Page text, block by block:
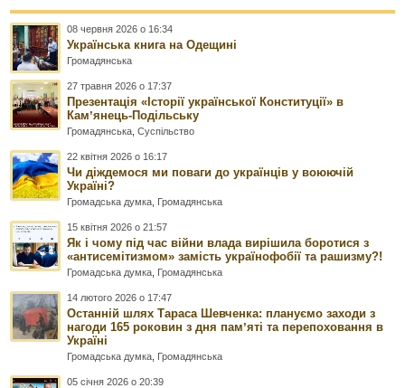
08 червня 2026 о 16:34
Українська книга на Одещині
Громадянська
27 травня 2026 о 17:37
Презентація «Історії української Конституції» в
Камʼянець-Подільську
Громадянська ,Суспільство
22 квітня 2026 о 16:17
Чи діждемося ми поваги до українців у воюючій
Україні?
Громадська думка Громадянська
15 квітня 2026 о 21:57
Як і чому під час війни влада вирішила боротися з
«антисемітизмом» замість українофобії та рашизму?!
Громадська думка Громадянська
14 лютого 2026 о 17:47
Останній шлях Тараса Шевченка: плануємо заходи з
нагоди 165 роковин з дня памʼяті та перепоховання в
Україні
Громадська думка Громадянська
05 січня 2026 о 20:39